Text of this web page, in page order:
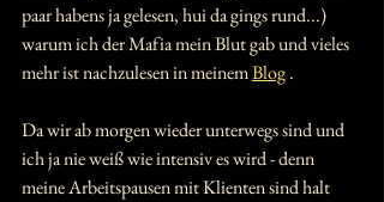
paar habens ja gelesen, hui da gings rund...)
warum ich der Mafia mein Blut gab und vieles
mehr ist nachzulesen in meinem Blog .
Da wir ab morgen wieder unterwegs sind und
ich ja nie weiß wie intensiv es wird - denn
meine Arbeitspausen mit Klienten sind halt